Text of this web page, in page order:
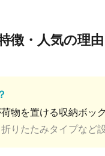
徴・人気の理由
物を置ける収納ボッ
りたたみタイプなど